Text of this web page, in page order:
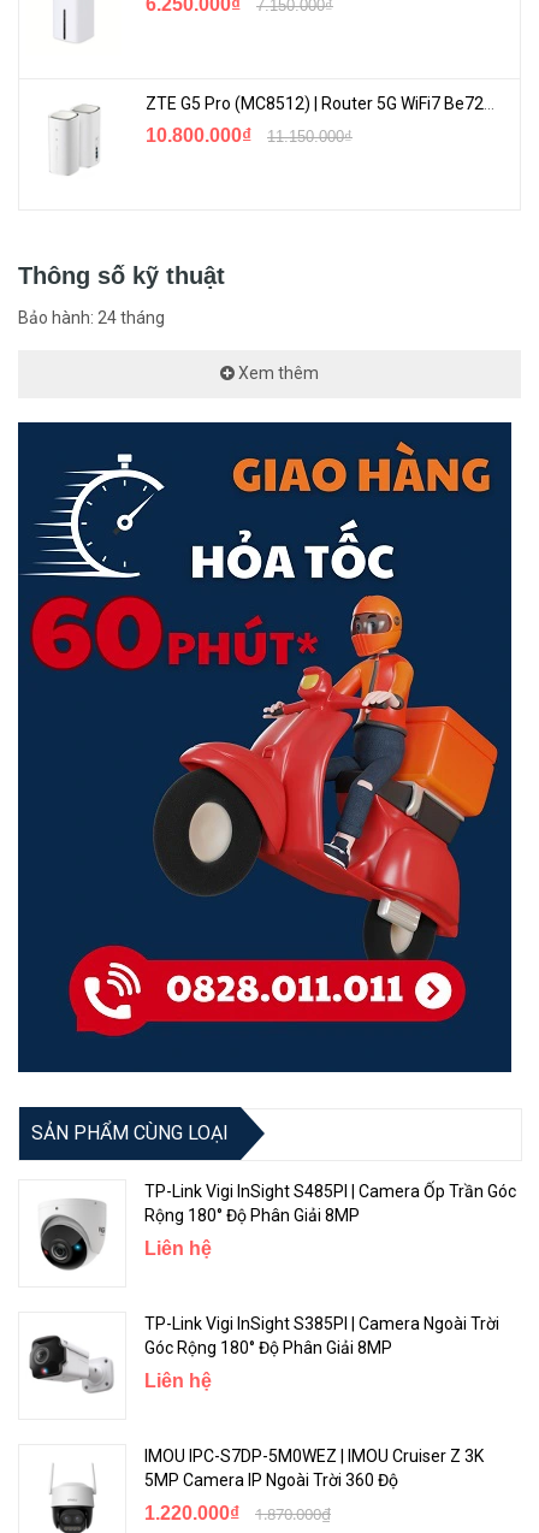
6.250.000₫ 7.150.000₫
10.800.000₫ 11.150.000₫
Thông số kỹ thuật
Bảo hành: 24 tháng
Xem thêm
SẢN PHẨM CÙNG LOẠI
TP-Link Vigi InSight S485PI | Camera Ốp Trần Góc
Rộng 180° Độ Phân Giải 8MP
Liên hệ
TP-Link Vigi InSight S385PI | Camera Ngoài Trời
Góc Rộng 180° Độ Phân Giải 8MP
Liên hệ
IMOU IPC-S7DP-5M0WEZ | IMOU Cruiser Z 3K
5MP Camera IP Ngoài Trời 360 Độ
1.220.000₫ 1.870.000₫